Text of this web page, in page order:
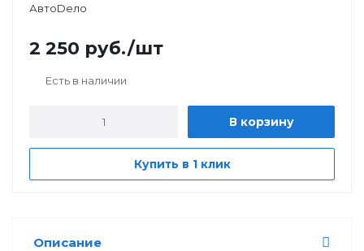
АвтоDело
2 250 руб./шт
Есть в наличии
В корзину
Купить в 1 клик
Описание